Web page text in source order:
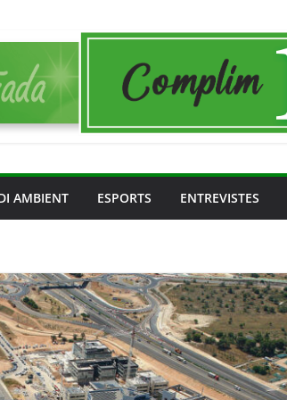
AMBIENT ESPORTS ENTREVISTES